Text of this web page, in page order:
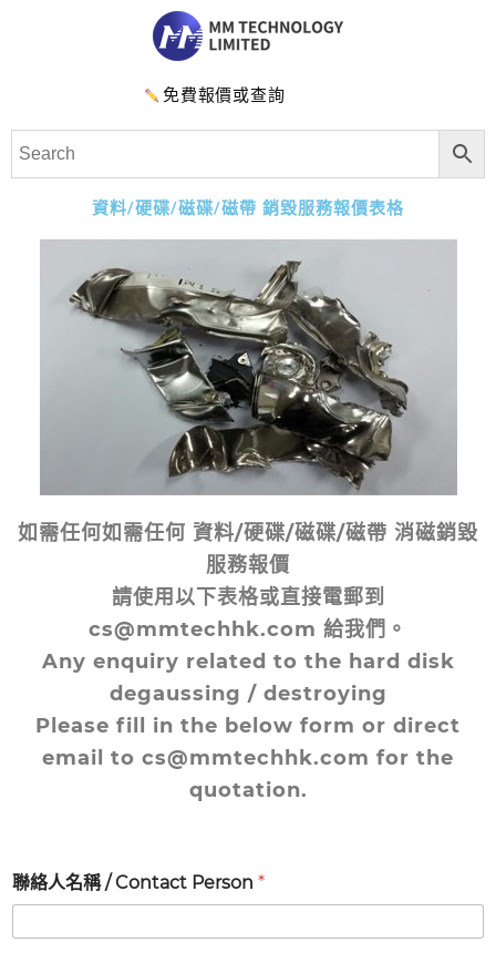
免費報價或查詢
資料/硬碟/磁碟/磁帶 銷毀服務報價表格
如需任何如需任何 資料/硬碟/磁碟/磁帶 消磁銷毀
服務報價
請使用以下表格或直接電郵到
cs@mmtechhk.com 給我們。
Any enquiry related to the hard disk
degaussing / destroying
Please fill in the below form or direct
email to cs@mmtechhk.com for the
quotation.
聯絡人名稱 / Contact Person *